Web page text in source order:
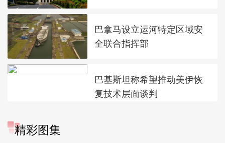
巴拿马设立运河特定区域安
全联合指挥部
巴基斯坦称希望推动美伊恢
复技术层面谈判
精彩图集